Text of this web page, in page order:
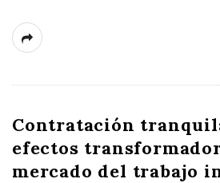
Contratación
efectos
mercado del trabajo